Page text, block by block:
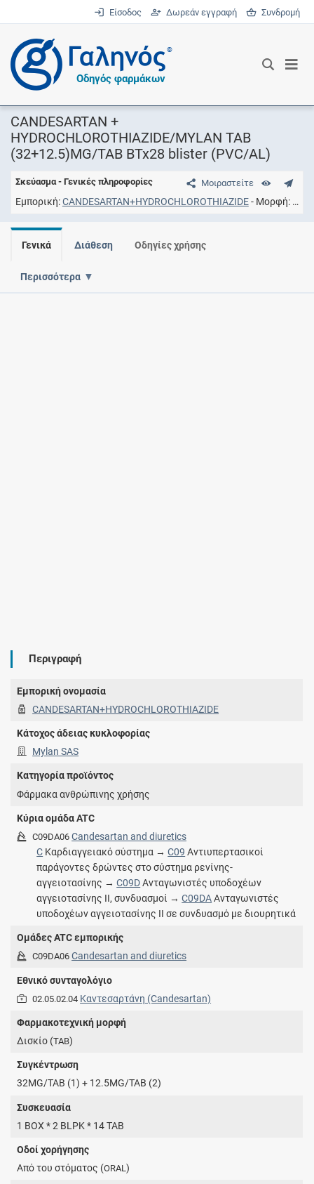
Είσοδος Δωρεάν εγγραφή Συνδρομή
®
Οδηγός φαρμάκων
CANDESARTAN +
HYDROCHLOROTHIAZIDE/MYLAN TAB
(32+12.5)MG/TAB BTx28 blister (PVC/AL)
Μοιραστείτε
Σκεύασμα - Γενικές πληροφορίες
Εμπορική CANDESARTAN+HYDROCHLOROTHIAZIDE Μορφή
Γενικά Διάθεση Οδηγίες χρήσης
Περισσότερα
Περιγραφή
Εμπορική ονομασία
CANDESARTAN+HYDROCHLOROTHIAZIDE
Κάτοχος άδειας κυκλοφορίας
Mylan SAS
Κατηγορία προϊόντος
Φάρμακα ανθρώπινης χρήσης
Κύρια ομάδα ATC
C09DA06 Candesartan and diuretics
C Καρδιαγγειακό σύστημα →C09 Αντιυπερτασικοί
παράγοντες δρώντες στο σύστημα ρενίνης-
αγγειοτασίνης →C09DΑνταγωνιστές υποδοχέων
αγγειοτασίνης ΙΙ, συνδυασμοί →C09DAΑνταγωνιστές
υποδοχέων αγγειοτασίνης ΙΙ σε συνδυασμό με διουρητικά
Ομάδες ATC εμπορικής
C09DA06 Candesartan and diuretics
Εθνικό συνταγολόγιο
02.05.02.04 Καντεσαρτάνη (Candesartan)
Φαρμακοτεχνική μορφή
Δισκίο (TAB)
Συγκέντρωση
32MG/TAB (1) + 12.5MG/TAB (2)
Συσκευασία
1 BOX * 2 BLPK * 14 TAB
Οδοί χορήγησης
Από του στόματος (ORAL)